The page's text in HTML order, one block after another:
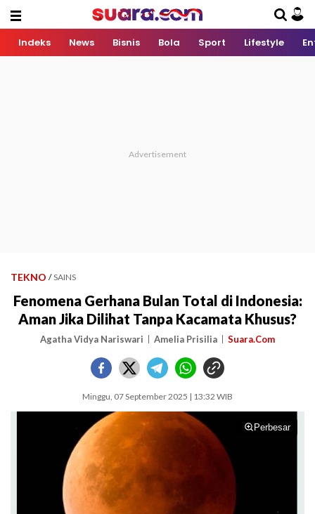
Indeks News Bisnis Bola Sport Lifestyle
TEKNO / SAINS
Fenomena Gerhana Bulan Total di Indonesia:
Aman Jika Dilihat Tanpa Kacamata Khusus?
Agatha Vidya Nariswari Amelia Prisilia Suara.Com
Minggu, 07 September 2025 | 13:32 WIB
Perbesar